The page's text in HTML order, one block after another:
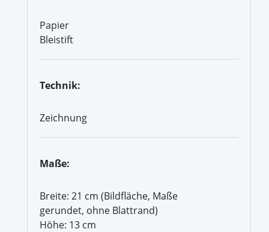
Papier
Bleistift
Technik:
Zeichnung
Maße:
Breite: 21 cm (Bildfläche, Maße
gerundet, ohne Blattrand)
Höhe: 13 cm